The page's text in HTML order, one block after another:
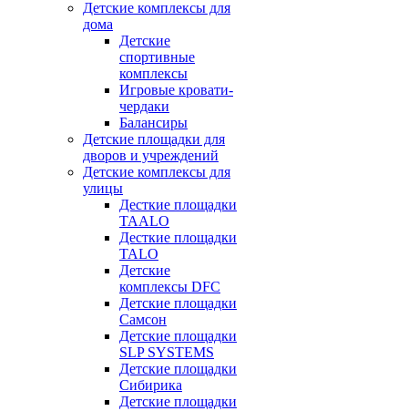
Детские комплексы для
дома
Детские
спортивные
комплексы
Игровые кровати-
чердаки
Балансиры
Детские площадки для
дворов и учреждений
Детские комплексы для
улицы
Десткие площадки
TAALO
Десткие площадки
TALO
Детские
комплексы DFC
Детские площадки
Самсон
Детские площадки
SLP SYSTEMS
Детские площадки
Сибирика
Детские площадки